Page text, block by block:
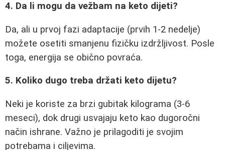
4. Da li mogu da vežbam na keto dijeti?
Da, ali u prvoj fazi adaptacije (prvih 1-2 nedelje)
možete osetiti smanjenu fizičku izdržljivost. Posle
toga, energija se obično povraća.
5. Koliko dugo treba držati keto dijetu?
Neki je koriste za brzi gubitak kilograma (3-6
meseci), dok drugi usvajaju keto kao dugoročni
način ishrane. Važno je prilagoditi je svojim
potrebama i ciljevima.